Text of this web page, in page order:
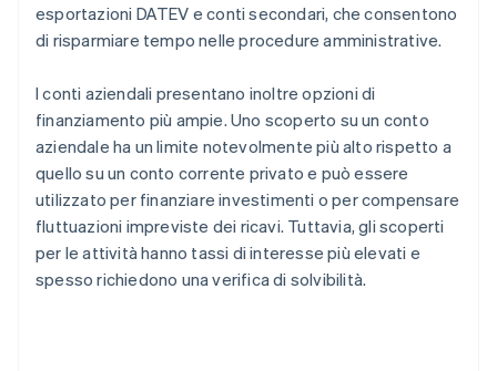
esportazioni DATEV e conti secondari, che consentono
di risparmiare tempo nelle procedure amministrative.
I conti aziendali presentano inoltre opzioni di
finanziamento più ampie. Uno scoperto su un conto
aziendale ha un limite notevolmente più alto rispetto a
quello su un conto corrente privato e può essere
utilizzato per finanziare investimenti o per compensare
fluttuazioni impreviste dei ricavi. Tuttavia, gli scoperti
per le attività hanno tassi di interesse più elevati e
spesso richiedono una verifica di solvibilità.